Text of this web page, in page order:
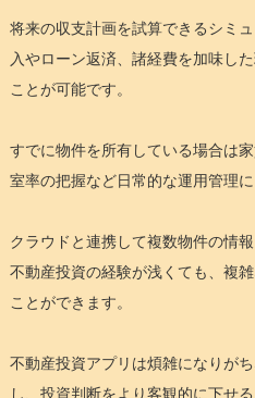
将来の収支計画を試算できるシミ
入やローン返済、諸経費を加味し
ことが可能です。
すでに物件を所有している場合は
室率の把握など日常的な運用管理
クラウドと連携して複数物件の情
不動産投資の経験が浅くても、複
ことができます。
不動産投資アプリは煩雑になりが
し、投資判断をより客観的に下せ